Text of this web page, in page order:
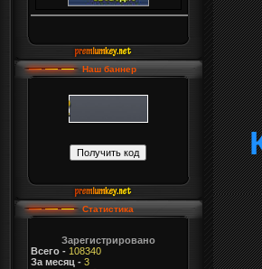
Наш баннер
Статистика
Зарегистрировано
Всего- 108340
За месяц - 3